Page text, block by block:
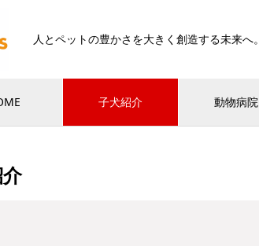
人とペットの豊かさを大きく創造する未来へ。
子犬紹介 動物病院